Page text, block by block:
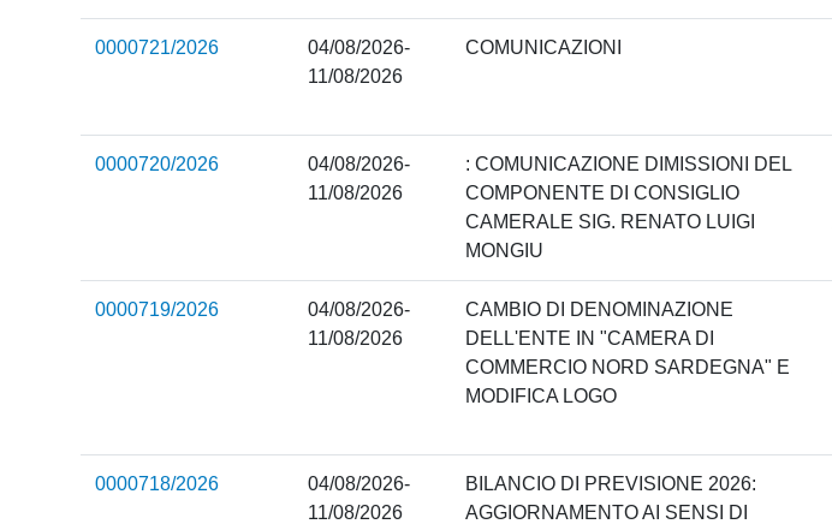
0000721/2026
04/08/2026-
11/08/2026
COMUNICAZIONI
0000720/2026
04/08/2026-
11/08/2026
: COMUNICAZIONE DIMISSIONI DEL
COMPONENTE DI CONSIGLIO
CAMERALE SIG. RENATO LUIGI
MONGIU
0000719/2026
04/08/2026-
11/08/2026
CAMBIO DI DENOMINAZIONE
DELL'ENTE IN "CAMERA DI
COMMERCIO NORD SARDEGNA" E
MODIFICA LOGO
0000718/2026
04/08/2026-
11/08/2026
BILANCIO DI PREVISIONE 2026:
AGGIORNAMENTO AI SENSI DI